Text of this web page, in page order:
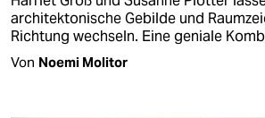
architektonische Gebilde und
Richtung wechseln. Eine geniale
Von Noemi Molitor